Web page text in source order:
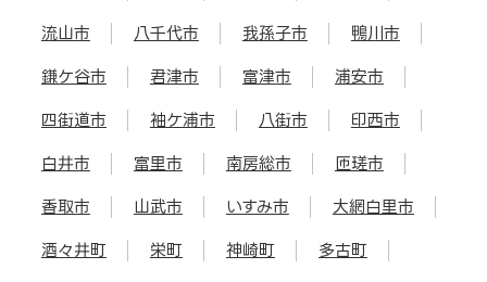
流山市 八千代市 我孫子市 鴨川市
鎌ケ谷市 君津市 富津市 浦安市
四街道市 袖ケ浦市 八街市 印西市
白井市 富里市 南房総市 匝瑳市
香取市 山武市 いすみ市 大網白里市
酒々井町 栄町 神崎町 多古町